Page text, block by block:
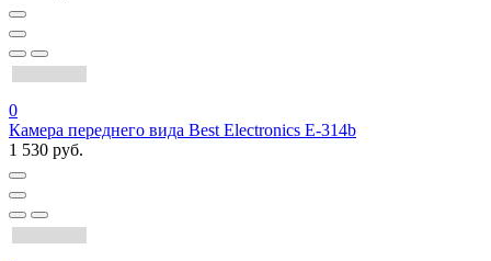
0
Камера переднего вида Best Electronics Е-314b
1 530 руб.